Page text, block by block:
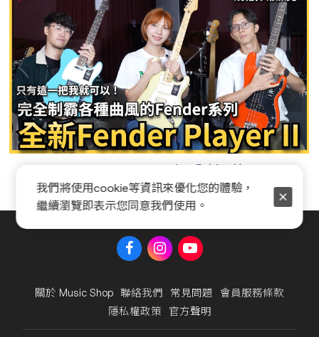
Fender Player II 系列全新開箱
關於 Music Shop 聯絡我們 常見問題 會員服務條款
隱私權政策 官方聲明
我們將使用cookie等資訊來優化您的體驗，
繼續瀏覽即表示您同意我們使用。